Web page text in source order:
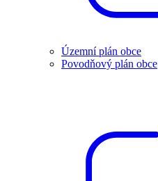
Územní plán obce
Povodňový plán obce